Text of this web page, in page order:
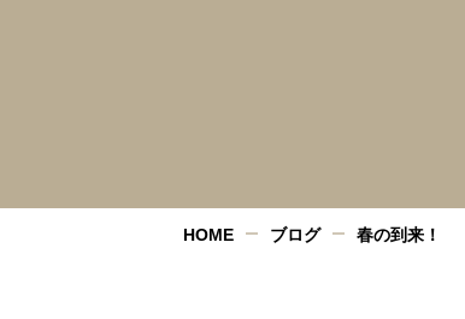
HOME ブログ 春の到来！